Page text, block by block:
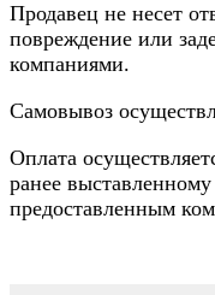
Продавец не несет
повреждение или
компаниями.
Самовывоз
Оплата
ранее выставленному
предоставленным